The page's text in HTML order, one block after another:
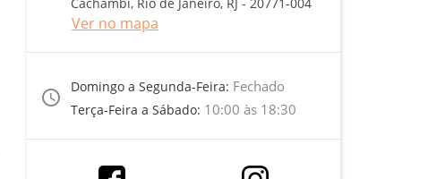
Ver no mapa
access_time
Domingo a Segunda-Feira: Fechado
Terça-Feira a Sábado: 10:00 às 18:30